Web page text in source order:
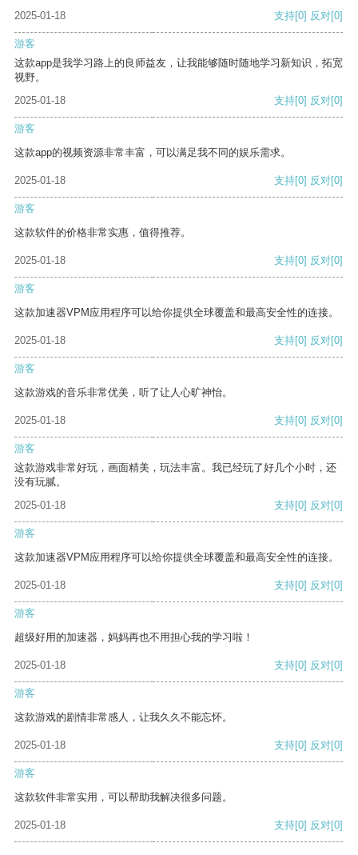
2025-01-18
支持[0] 反对[0]
游客
这款app是我学习路上的良师益友，让我能够随时随地学习新知识，拓宽
视野。
2025-01-18
支持[0] 反对[0]
游客
这款app的视频资源非常丰富，可以满足我不同的娱乐需求。
2025-01-18 支持[0] 反对[0]
游客
这款软件的价格非常实惠，值得推荐。
2025-01-18 支持[0] 反对[0]
游客
这款加速器VPM应用程序可以给你提供全球覆盖和最高安全性的连接。
2025-01-18 支持[0] 反对[0]
游客
这款游戏的音乐非常优美，听了让人心旷神怡。
2025-01-18 支持[0] 反对[0]
游客
这款游戏非常好玩，画面精美，玩法丰富。我已经玩了好几个小时，还
没有玩腻。
2025-01-18
支持[0] 反对[0]
游客
这款加速器VPM应用程序可以给你提供全球覆盖和最高安全性的连接。
2025-01-18 支持[0] 反对[0]
游客
超级好用的加速器，妈妈再也不用担心我的学习啦！
2025-01-18 支持[0] 反对[0]
游客
这款游戏的剧情非常感人，让我久久不能忘怀。
2025-01-18 支持[0] 反对[0]
游客
这款软件非常实用，可以帮助我解决很多问题。
2025-01-18 支持[0] 反对[0]